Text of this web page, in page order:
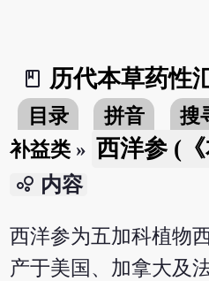
book_2
历代本草药性
目录 拼音
搜
补益类 » 西洋参 (
bubble_chart 内容
西洋参为五加科植物
产于美国、加拿大及